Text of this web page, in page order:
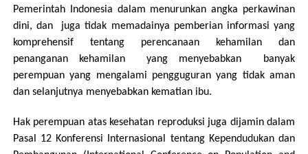
Pemerintah Indonesia dalam menurunkan angka perkawinan
dini, dan juga tidak memadainya pemberian informasi yang
komprehensif tentang perencanaan kehamilan dan
penanganan kehamilan yang menyebabkan banyak
perempuan yang mengalami pengguguran yang tidak aman
dan selanjutnya menyebabkan kematian ibu.
Hak perempuan atas kesehatan reproduksi juga dijamin dalam
Pasal 12 Konferensi Internasional tentang Kependudukan dan